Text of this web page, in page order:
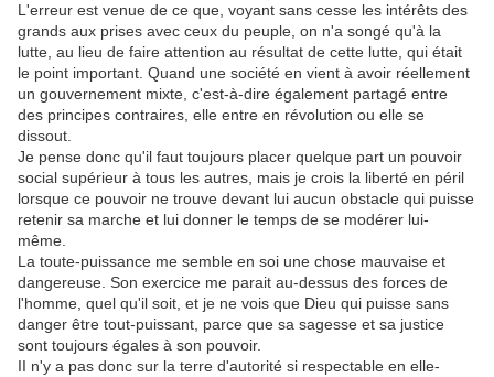
L'erreur est venue de ce que, voyant sans cesse les intérêts des
grands aux prises avec ceux du peuple, on n'a songé qu'à la
lutte, au lieu de faire attention au résultat de cette lutte, qui était
le point important. Quand une société en vient à avoir réellement
un gouvernement mixte, c'est-à-dire également partagé entre
des principes contraires, elle entre en révolution ou elle se
dissout.
Je pense donc qu'il faut toujours placer quelque part un pouvoir
social supérieur à tous les autres, mais je crois la liberté en péril
lorsque ce pouvoir ne trouve devant lui aucun obstacle qui puisse
retenir sa marche et lui donner le temps de se modérer lui-
même.
La toute-puissance me semble en soi une chose mauvaise et
dangereuse. Son exercice me parait au-dessus des forces de
l'homme, quel qu'il soit, et je ne vois que Dieu qui puisse sans
danger être tout-puissant, parce que sa sagesse et sa justice
sont toujours égales à son pouvoir.
II n'y a pas donc sur la terre d'autorité si respectable en elle-